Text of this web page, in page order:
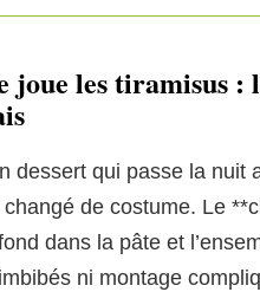
joue les tiramisus :
dessert qui passe la nuit
de costume. Le
dans la pâte et
ni montage